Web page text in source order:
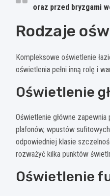
oraz przed bryzgami
Rodzaje
Kompleksowe oświetlenie
oświetlenia pełni inną rolę i
Oświetlenie
Oświetlenie główne
plafonów, wpustów
odpowiedniej klasie
rozważyć kilka punktów
Oświetlenie